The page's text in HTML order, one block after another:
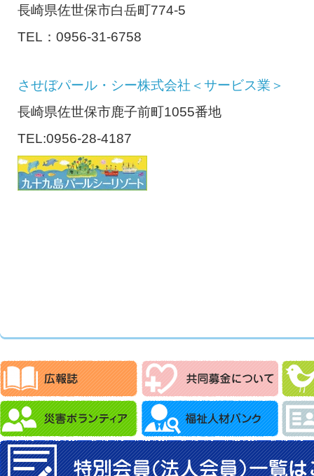
長崎県佐世保市白岳町774-5
TEL：0956-31-6758
させぼパール・シー株式会社＜サービス業＞
長崎県佐世保市鹿子前町1055番地
TEL:0956-28-4187